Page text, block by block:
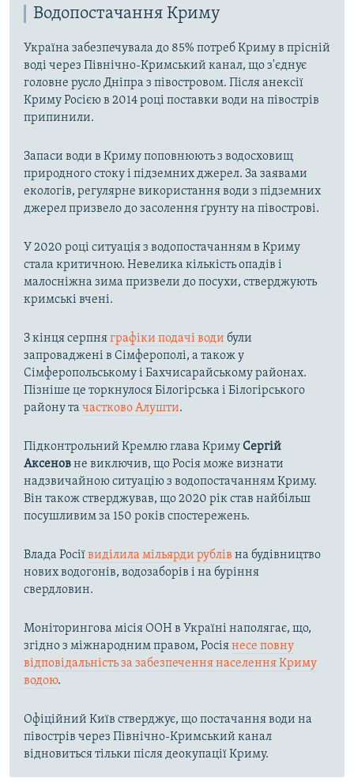
e
Водопостачання Криму
Україна забезпечувала до 85% потреб Криму в прісній
воді через Північно-Кримський канал, що з'єднує
головне русло Дніпра з півостровом. Після анексії
Криму Росією в 2014 році поставки води на півострів
припинили.
Запаси води в Криму поповнюють з водосховищ
природного стоку і підземних джерел. За заявами
екологів, регулярне використання води з підземних
джерел призвело до засолення ґрунту на півострові.
У 2020 році ситуація з водопостачанням в Криму
стала критичною. Невелика кількість опадів і
малосніжна зима призвели до посухи, стверджують
кримські вчені.
З кінця серпняграфіки подачі води були
запроваджені в Сімферополі, а також у
Сімферопольському і Бахчисарайському районах.
Пізніше це торкнулося Білогірська і Білогірського
району та частково Алушти.
Підконтрольний Кремлю глава КримуСергій
Аксеновне виключив, що Росія може визнати
надзвичайною ситуацію з водопостачанням Криму.
Він також стверджував, що 2020 рік став найбільш
посушливим за 150 років спостережень.
Влада Росіївиділила мільярди рублів на будівництво
нових водогонів, водозаборів і на буріння
свердловин.
Моніторингова місія ООН в Україні наполягає, що,
згідно з міжнародним правом, Росіянесе повну
відповідальність за забезпечення населення Криму
водою.
Офіційний Київ стверджує, що постачання води на
півострів через Північно-Кримський канал
відновиться тільки після деокупації Криму.